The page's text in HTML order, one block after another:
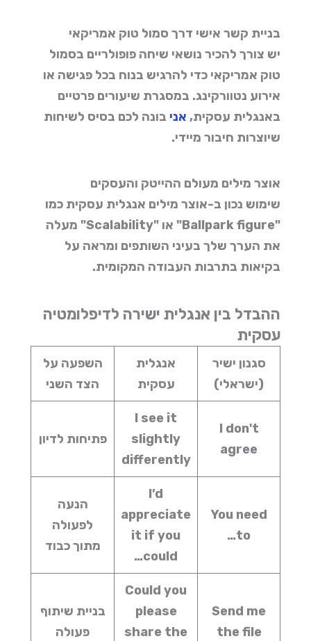
בניית קשר אישי דרך סמול טוק אמריקאי
יש צורך להכיר נושאי שיחה פופולריים בסמול
טוק אמריקאי כדי להרגיש בנוח בכל פגישה או
אירוע נטוורקינג. במסגרת שיעורים פרטיים
באנגלית עסקית, אני בונה לכם בסיס לשיחות
שיוצרות חיבור מיידי.
אוצר מילים מעולם ההייטק והעסקים
שימוש נכון ב-אוצר מילים אנגלית עסקית כמו
"Ballpark figure" או "Scalability" מעלה
את הערך שלך בעיני השותפים ומראה על
בקיאות בתרבות העבודה המקומית.
ההבדל בין אנגלית ישירה לדיפלומטיה
עסקית
סגנון ישיר
(ישראלי)
אנגלית
עסקית
השפעה על
הצד השני
I don't
agree
I see it
slightly
differently
פתיחות לדיון
You need
to…
I’d
appreciate
it if you
could…
הנעה
לפעולה
מתוך כבוד
Send me
the file
Could you
please
share the
בניית שיתוף
פעולה